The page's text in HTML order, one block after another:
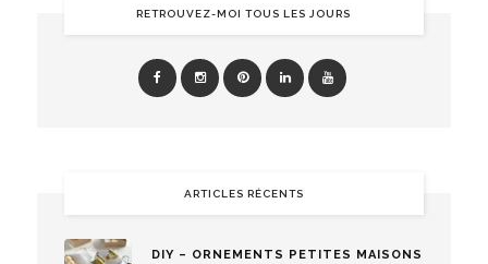
RETROUVEZ-MOI TOUS LES JOURS
ARTICLES RÉCENTS
DIY – ORNEMENTS PETITES MAISONS